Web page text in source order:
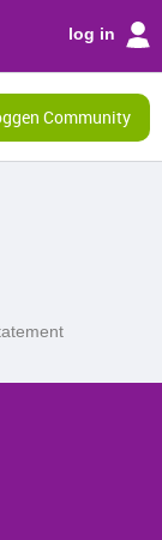
log in
Community